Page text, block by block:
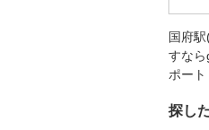
国府
すな
ポート
探し